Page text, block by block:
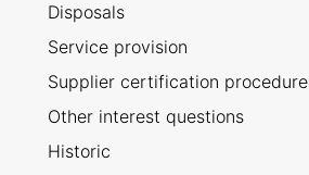
Disposals
Service provision
Supplier certification procedure
Other interest questions
Historic